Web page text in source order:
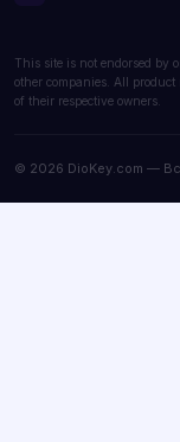
This site is not endorsed by
other companies. All
of their respective owners.
© 2026 DioKey.com —